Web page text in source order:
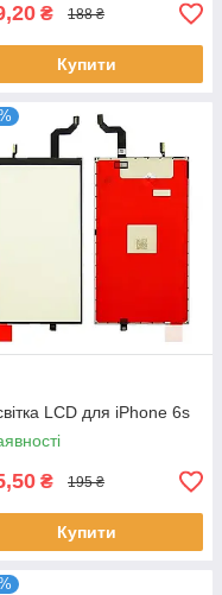
₴ 188 ₴
Купити
LCD для iPhone 6s
₴ 195 ₴
Купити